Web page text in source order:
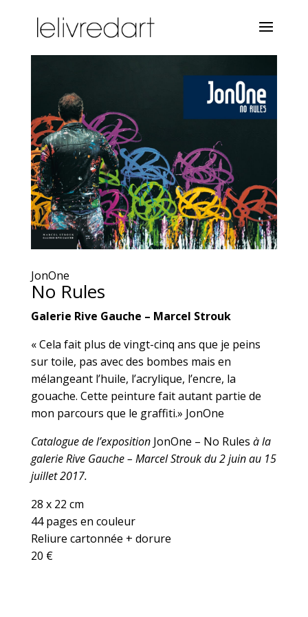
JonOne
No Rules
Galerie Rive Gauche – Marcel Strouk
« Cela fait plus de vingt-cinq ans que je peins
sur toile, pas avec des bombes mais en
mélangeant l’huile, l’acrylique, l’encre, la
gouache. Cette peinture fait autant partie de
mon parcours que le graffiti.» JonOne
Catalogue de l’exposition JonOne – No Rules à la
galerie Rive Gauche – Marcel Strouk du 2 juin au 15
juillet 2017.
28 x 22 cm
44 pages en couleur
Reliure cartonnée + dorure
20 €